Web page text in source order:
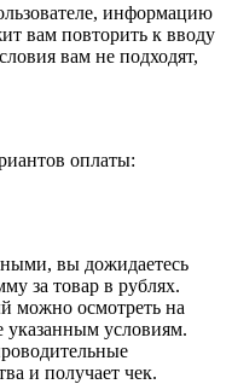
информацию
вам повторить к вводу
вам не подходят,
оплаты:
вы дожидаетесь
за товар в рублях.
можно осмотреть на
указанным условиям.
и получает чек.